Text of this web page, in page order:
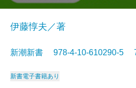
伊藤惇夫／著
新潮新書 978-4-10-610290-5
新書電子書籍あり